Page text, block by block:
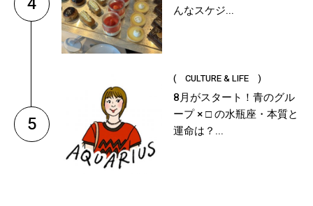
んなスケジ...
5
( CULTURE & LIFE )
8月がスタート！青のグル
ープ × □ の水瓶座・本質と
運命は？...